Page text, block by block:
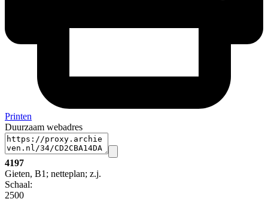
Printen
Duurzaam webadres
4197
Gieten, B1; netteplan; z.j.
Schaal:
2500